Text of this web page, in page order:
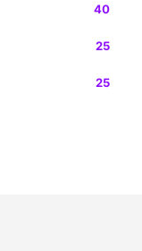
40
25
25